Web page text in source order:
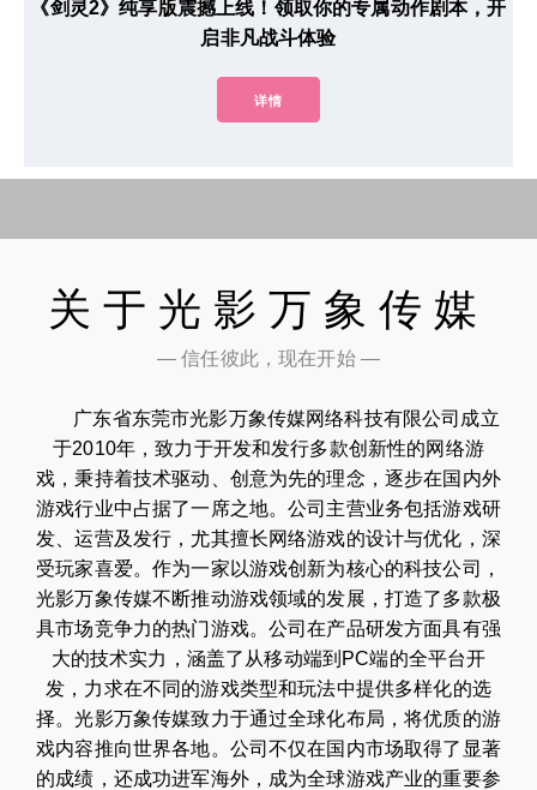
《剑灵2》纯享版震撼上线！领取你的专属动作剧本，开
启非凡战斗体验
详情
关于光影万象传媒
— 信任彼此，现在开始 —
广东省东莞市光影万象传媒网络科技有限公司成立
于2010年，致力于开发和发行多款创新性的网络游
戏，秉持着技术驱动、创意为先的理念，逐步在国内外
游戏行业中占据了一席之地。公司主营业务包括游戏研
发、运营及发行，尤其擅长网络游戏的设计与优化，深
受玩家喜爱。作为一家以游戏创新为核心的科技公司，
光影万象传媒不断推动游戏领域的发展，打造了多款极
具市场竞争力的热门游戏。公司在产品研发方面具有强
大的技术实力，涵盖了从移动端到PC端的全平台开
发，力求在不同的游戏类型和玩法中提供多样化的选
择。光影万象传媒致力于通过全球化布局，将优质的游
戏内容推向世界各地。公司不仅在国内市场取得了显著
的成绩，还成功进军海外，成为全球游戏产业的重要参